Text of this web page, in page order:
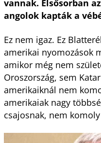
vannak. Elsősorban
angolok kapták a
Ez nem igaz. Ez
amerikai nyomozások
amikor még nem
Oroszország, sem
amerikaiknál nem
amerikaiak nagy
csajosnak, nem